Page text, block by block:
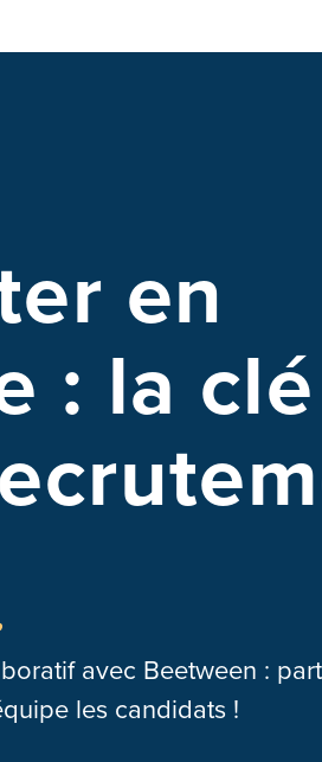
en
: la clé
avec Beetween :
les candidats !